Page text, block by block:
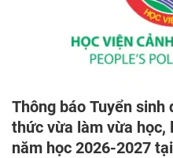
Thông báo Tuyển
thức vừa làm vừa học, liên
năm học 2026-2027